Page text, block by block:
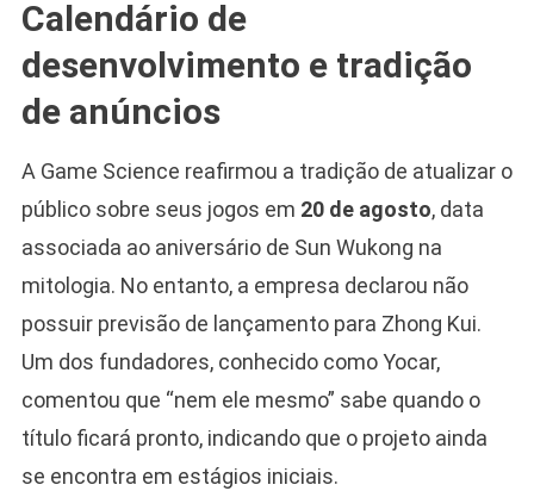
Calendário de
desenvolvimento e tradição
de anúncios
A Game Science reafirmou a tradição de atualizar o
público sobre seus jogos em 20 de agosto, data
associada ao aniversário de Sun Wukong na
mitologia. No entanto, a empresa declarou não
possuir previsão de lançamento para Zhong Kui.
Um dos fundadores, conhecido como Yocar,
comentou que “nem ele mesmo” sabe quando o
título ficará pronto, indicando que o projeto ainda
se encontra em estágios iniciais.